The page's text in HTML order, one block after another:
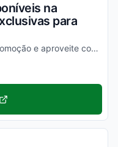
na
para
Confira todos os detalhes dessa promoção e aproveite com vantagens simplesmente incríveis!